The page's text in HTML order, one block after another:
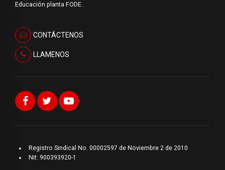
Educación planta FODE .
CONTÁCTENOS
LLAMENOS
Registro Sindical No. 00002597 de Noviembre 2 de 2010
Nit: 900393920-1